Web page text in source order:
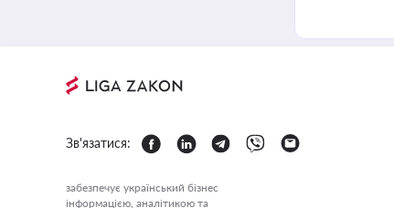
Зв'язатися:
забезпечує український бізнес
інформацією, аналітикою та